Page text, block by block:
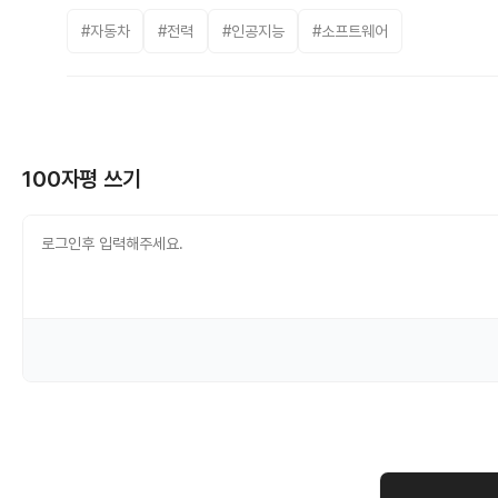
#자동차 #전력 #인공지능 #소프트웨어
100자평 쓰기